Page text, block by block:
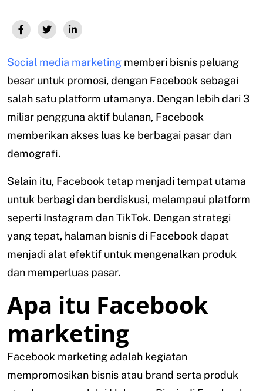
Social media marketing memberi bisnis peluang
besar untuk promosi, dengan Facebook sebagai
salah satu platform utamanya. Dengan lebih dari 3
miliar pengguna aktif bulanan, Facebook
memberikan akses luas ke berbagai pasar dan
demografi.
Selain itu, Facebook tetap menjadi tempat utama
untuk berbagi dan berdiskusi, melampaui platform
seperti Instagram dan TikTok. Dengan strategi
yang tepat, halaman bisnis di Facebook dapat
menjadi alat efektif untuk mengenalkan produk
dan memperluas pasar.
Apa itu Facebook
marketing
Facebook marketing adalah kegiatan
mempromosikan bisnis atau brand serta produk